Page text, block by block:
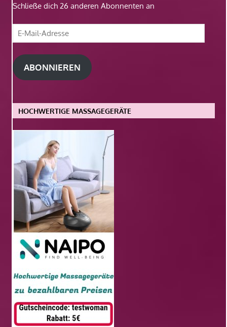
Schließe dich 26 anderen Abonnenten an
E-
Mail-
Adresse
ABONNIEREN
HOCHWERTIGE MASSAGEGERÄTE